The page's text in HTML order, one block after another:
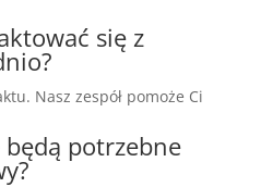
się z
Nasz zespół pomoże Ci
potrzebne